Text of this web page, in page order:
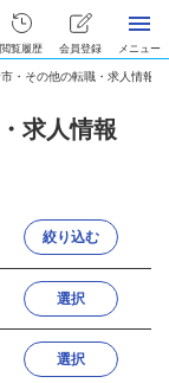
閲覧履歴 会員登録 メニュー
・その他の転職・求人情報
求人情報
絞り込む
選択
選択